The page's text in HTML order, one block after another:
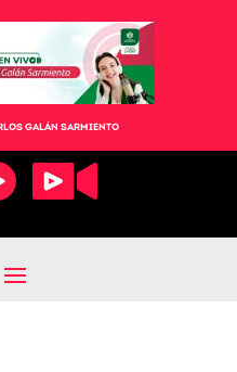
GALÁN SARMIENTO